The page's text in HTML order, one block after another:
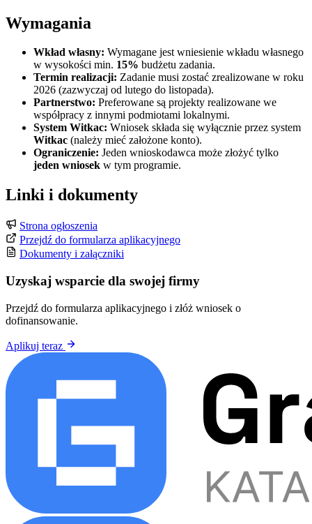
Wymagania
Wkład własny: Wymagane jest wniesienie wkładu własnego
w wysokości min. 15% budżetu zadania.
Termin realizacji: Zadanie musi zostać zrealizowane w roku
2026 (zazwyczaj od lutego do listopada).
Partnerstwo: Preferowane są projekty realizowane we
współpracy z innymi podmiotami lokalnymi.
System Witkac: Wniosek składa się wyłącznie przez system
Witkac (należy mieć założone konto).
Ograniczenie: Jeden wnioskodawca może złożyć tylko
jeden wniosek w tym programie.
Linki i dokumenty
Strona ogłoszenia
Przejdź do formularza aplikacyjnego
Dokumenty i załączniki
Uzyskaj wsparcie dla swojej firmy
Przejdź do formularza aplikacyjnego i złóż wniosek o
dofinansowanie.
Aplikuj teraz